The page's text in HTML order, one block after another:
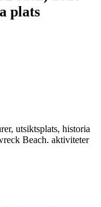
plats
utsiktsplats, historia
Beach. aktiviteter